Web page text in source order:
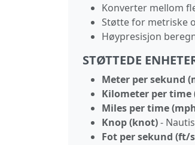
Konverter mellom
Støtte for metriske
Høypresisjon
STØTTEDE
Meter per sekund
Kilometer per
Miles per time
Knop (knot)-
Fot per sekund (ft/